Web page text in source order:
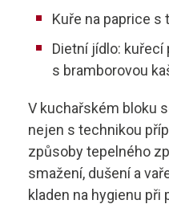
Skupina L17
Kurz po zadržení
Kuře na paprice s
Dietní jídlo: kuřecí
s bramborovou
V kuchařském bloku
nejen s technikou
způsoby tepelného
smažení, dušení a
kladen na hygienu